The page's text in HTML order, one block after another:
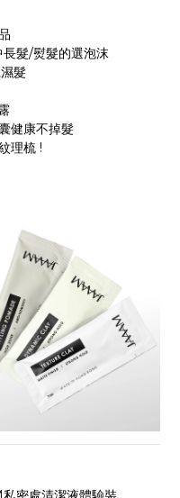
髮/熨髮的選泡沫
髮
健康不掉髮
理梳 !